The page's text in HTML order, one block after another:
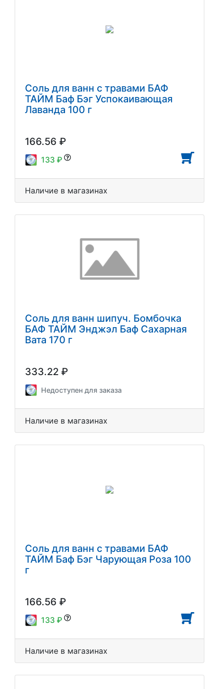
Соль для ванн с травами БАФ
ТАЙМ Баф Бэг Успокаивающая
Лаванда 100 г
166.56 ₽
133 ₽
Наличие в магазинах
Соль для ванн шипуч. Бомбочка
БАФ ТАЙМ Энджэл Баф Сахарная
Вата 170 г
333.22 ₽
Недоступен для заказа
Наличие в магазинах
Соль для ванн с травами БАФ
ТАЙМ Баф Бэг Чарующая Роза 100
г
166.56 ₽
133 ₽
Наличие в магазинах